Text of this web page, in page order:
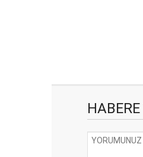
HABERE